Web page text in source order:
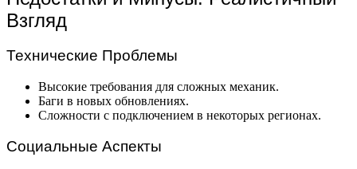
Взгляд
Технические Проблемы
Высокие требования для сложных механик.
Баги в новых обновлениях.
Сложности с подключением в некоторых регионах.
Социальные Аспекты